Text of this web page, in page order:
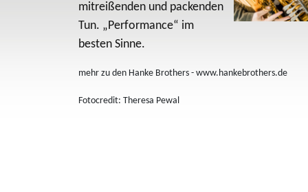
mitreißenden und packenden
Tun. „Performance“ im
besten Sinne.
mehr zu den Hanke Brothers - www.hankebrothers.de
Fotocredit: Theresa Pewal